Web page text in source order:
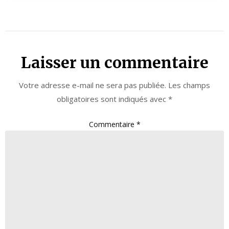
Laisser un commentaire
Votre adresse e-mail ne sera pas publiée. Les champs
obligatoires sont indiqués avec *
Commentaire *